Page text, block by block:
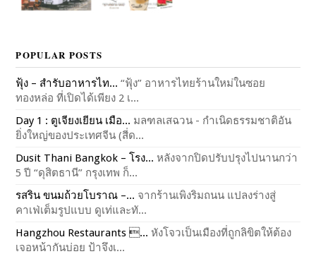
POPULAR POSTS
ฟุ้ง – สำรับอาหารไท... “ฟุ้ง” อาหารไทยร้านใหม่ในซอย
ทองหล่อ ที่เปิดได้เพียง 2 เ...
Day 1 : ตูเจียงเยียน เมือ... มลฑลเสฉวน - กำเนิดธรรมชาติอัน
ยิ่งใหญ่ของประเทศจีน (สี่ด...
Dusit Thani Bangkok – โรง... หลังจากปิดปรับปรุงไปนานกว่า
5 ปี “ดุสิตธานี” กรุงเทพ ก็...
รสริน ขนมถ้วยโบราณ –... จากร้านเพิงริมถนน แปลงร่างสู่
คาเฟ่เต็มรูปแบบ ดูเท่และทั...
Hangzhou Restaurants ... หังโจวเป็นเมืองที่ถูกลิขิตให้ต้อง
เจอหน้ากันบ่อย ป้าจึงเ...